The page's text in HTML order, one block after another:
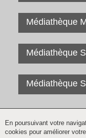
Médiathèque
Médiathèque
Médiathèque
En poursuivant votre
cookies pour améliorer